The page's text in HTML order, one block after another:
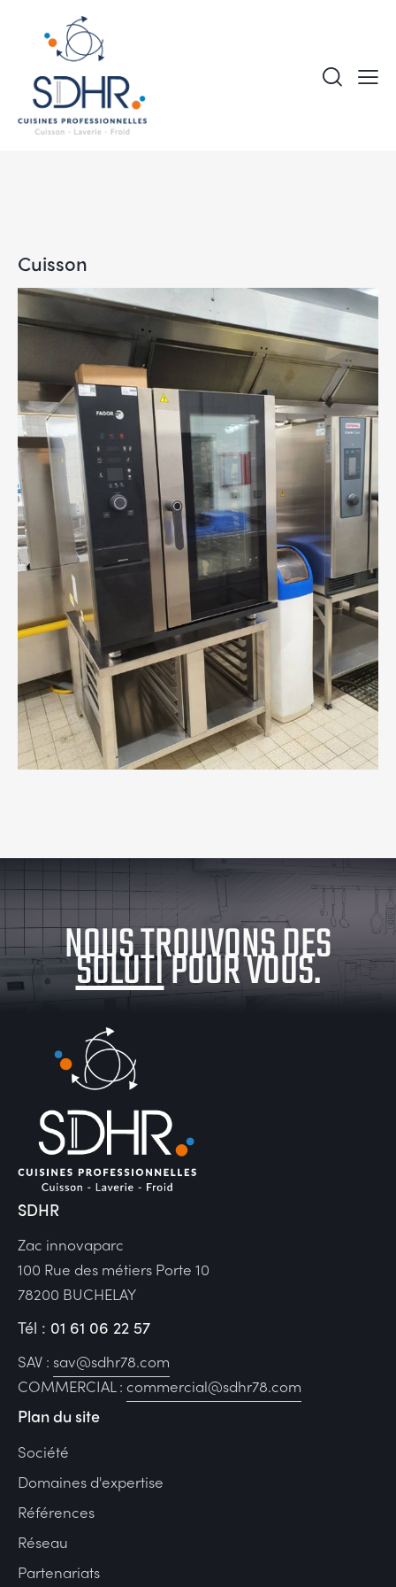
Cuisson
NOUS TROUVONS DES
SOLUTIONSPOUR VOUS.
SDHR
Zac innovaparc
100 Rue des métiers Porte 10
78200 BUCHELAY
Tél : 01 61 06 22 57
SAV : sav@sdhr78.com
COMMERCIAL : commercial@sdhr78.com
Plan du site
Société
Domaines d'expertise
Références
Réseau
Partenariats